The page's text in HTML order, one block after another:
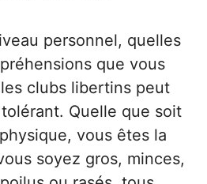
personnel, quelles
que vous
clubs libertins peut
Quelle que soit
vous êtes la
soyez gros, minces,